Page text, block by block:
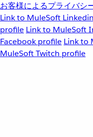
お客様によるプライバシ
Link to MuleSoft
profile Link to MuleSoft
Facebook profile Link to
MuleSoft Twitch profile